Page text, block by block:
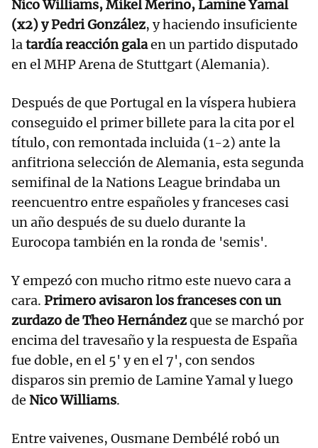
Nico Williams, Mikel Merino, Lamine Yamal
(x2) y Pedri González, y haciendo insuficiente
latardía reacción galaen un partido disputado
en el MHP Arena de Stuttgart (Alemania).
Después de que Portugal en la víspera hubiera
conseguido el primer billete para la cita por el
título, con remontada incluida (1-2) ante la
anfitriona selección de Alemania, esta segunda
semifinal de la Nations League brindaba un
reencuentro entre españoles y franceses casi
un año después de su duelo durante la
Eurocopa también en la ronda de 'semis'.
Y empezó con mucho ritmo este nuevo cara a
cara. Primero avisaron los franceses con un
zurdazo de Theo Hernándezque se marchó por
encima del travesaño y la respuesta de España
fue doble, en el 5' y en el 7', con sendos
disparos sin premio de Lamine Yamal y luego
de Nico Williams.
Entre vaivenes, Ousmane Dembélé robó un